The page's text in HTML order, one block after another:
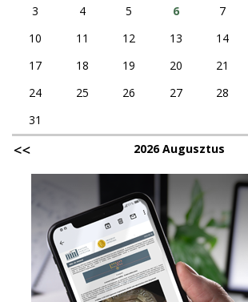
3
4 5 6 7
10
11 12 13 14
17
18 19 20 21
24
25 26 27 28
31
2026 Augusztus